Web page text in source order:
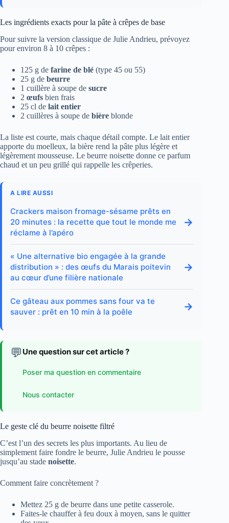
Les ingrédients exacts pour la pâte à crêpes de base
Pour suivre la version classique de Julie Andrieu, prévoyez
pour environ 8 à 10 crêpes :
125 g de farine de blé (type 45 ou 55)
25 g de beurre
1 cuillère à soupe de sucre
2 œufs bien frais
25 cl de lait entier
2 cuillères à soupe de bière blonde
La liste est courte, mais chaque détail compte. Le lait entier
apporte du moelleux, la bière rend la pâte plus légère et
légèrement mousseuse. Le beurre noisette donne ce parfum
chaud et un peu grillé qui rappelle les crêperies.
A LIRE AUSSI
Crackers maison fromage-sésame prêts en
20 minutes : la recette que tout le monde me
réclame à l’apéro
→
« Une alternative bio engagée à la grande
distribution » : des œufs du Marais poitevin
au cœur d’une filière nationale
→
Ce gâteau aux pommes sans four va te
sauver : prêt en 10 min à la poêle
→
💬 Une question sur cet article ?
Poser ma question en commentaire
Nous contacter
Le geste clé du beurre noisette filtré
C’est l’un des secrets les plus importants. Au lieu de
simplement faire fondre le beurre, Julie Andrieu le pousse
jusqu’au stade noisette.
Comment faire concrètement ?
Mettez 25 g de beurre dans une petite casserole.
Faites-le chauffer à feu doux à moyen, sans le quitter